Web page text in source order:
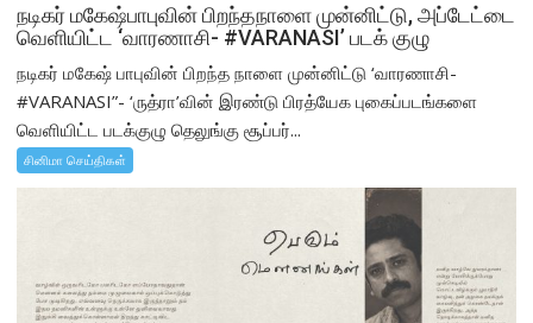
நடிகர் மகேஷ்பாபுவின் பிறந்தநாளை முன்னிட்டு, அப்டேட்டை
வெளியிட்ட ‘வாரணாசி- #VARANASI’ படக் குழு
நடிகர் மகேஷ் பாபுவின் பிறந்த நாளை முன்னிட்டு ‘வாரணாசி-
#VARANASI”- ‘ருத்ரா’வின் இரண்டு பிரத்யேக புகைப்படங்களை
வெளியிட்ட படக்குழு தெலுங்கு சூப்பர்...
சினிமா செய்திகள்